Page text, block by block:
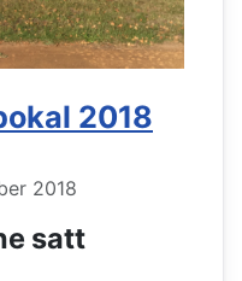
2018
2018
satt